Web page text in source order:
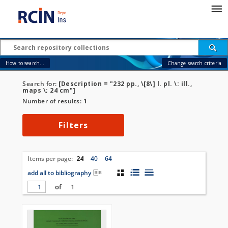
How to search... Change search criteria
Search for: [Description = "232 pp., \[8\] l. pl. \: ill.,
maps \; 24 cm"]
Number of results: 1
Filters
Items per page: 24 40
64
add all to bibliography
of
1